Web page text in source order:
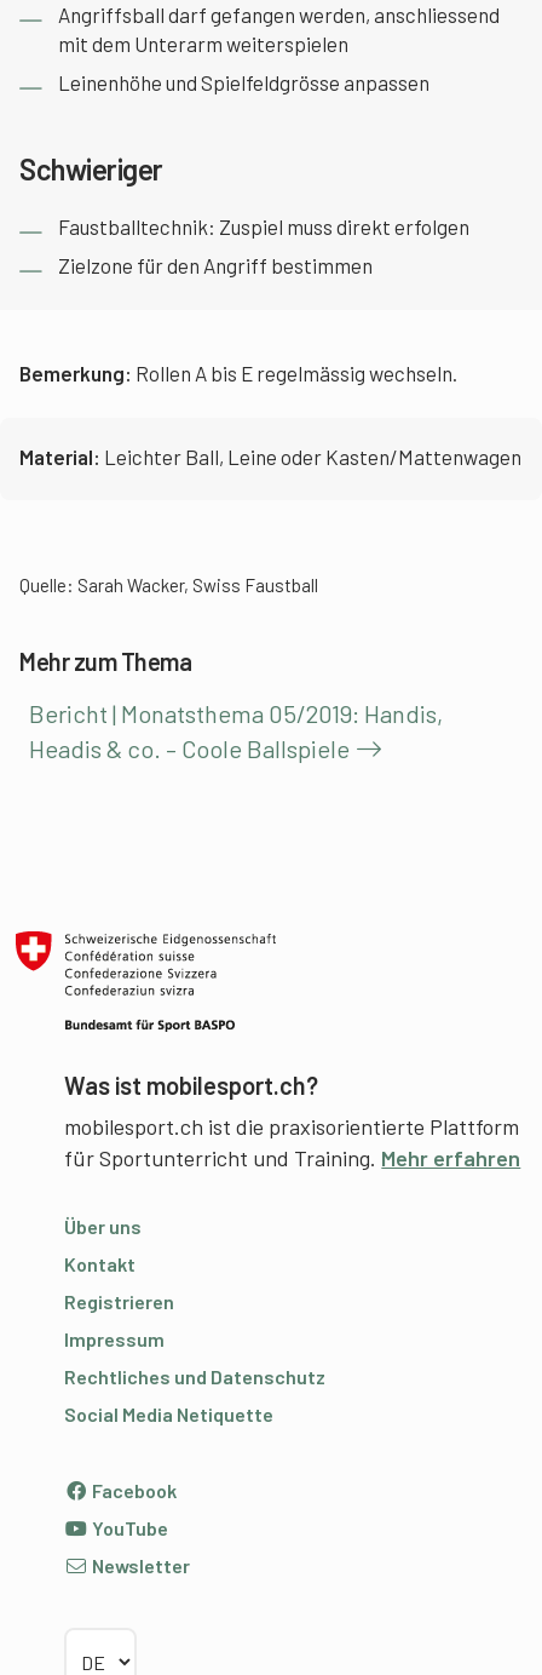
Angriffsball darf gefangen werden, anschliessend
mit dem Unterarm weiterspielen
Leinenhöhe und Spielfeldgrösse anpassen
Schwieriger
Faustballtechnik: Zuspiel muss direkt erfolgen
Zielzone für den Angriff bestimmen
Bemerkung: Rollen A bis E regelmässig wechseln.
Material: Leichter Ball, Leine oder Kasten/Mattenwagen
Quelle: Sarah Wacker, Swiss Faustball
Mehr zum Thema
Bericht | Monatsthema 05/2019: Handis,
Headis & co. – Coole Ballspiele
Was ist mobilesport.ch?
mobilesport.ch ist die praxisorientierte Plattform
für Sportunterricht und Training. Mehr erfahren
Über uns
Kontakt
Registrieren
Impressum
Rechtliches und Datenschutz
Social Media Netiquette
Facebook
YouTube
Newsletter